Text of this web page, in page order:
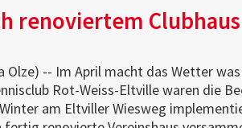
renoviertem
Olze) -- Im April macht das Wetter
Rot-Weiss-Eltville waren die
am Eltviller Wiesweg